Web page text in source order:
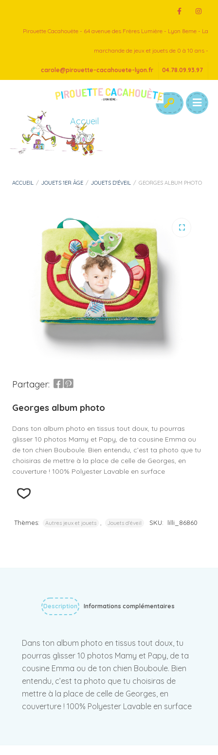
Pirouette Cacahouète - 64 avenue des Frères Lumière - Lyon 8eme - La
marchande de jeux et jouets de 0 à 10 ans -
carole@pirouette-cacahouete-lyon.fr 04.78.09.93.97
Accueil
ACCUEIL / JOUETS 1ER ÂGE / JOUETS D'ÉVEIL / GEORGES ALBUM PHOTO
Partager:
Georges album photo
Dans ton album photo en tissus tout doux, tu pourras
glisser 10 photos Mamy et Papy, de ta cousine Emma ou
de ton chien Bouboule. Bien entendu, c’est ta photo que tu
choisiras de mettre à la place de celle de Georges, en
couverture ! 100% Polyester Lavable en surface
Thèmes: Autres jeux et jouets Jouets d'éveil SKU: lilli_86860
Description Informations complémentaires
Dans ton album photo en tissus tout doux, tu
pourras glisser 10 photos Mamy et Papy, de ta
cousine Emma ou de ton chien Bouboule. Bien
entendu, c’est ta photo que tu choisiras de
mettre à la place de celle de Georges, en
couverture ! 100% Polyester Lavable en surface